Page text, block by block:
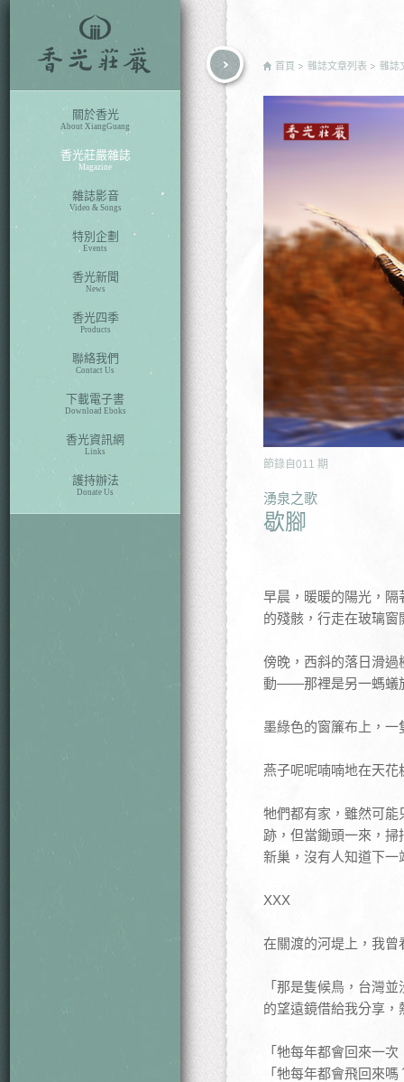
關於香光
About XiangGuang
香光莊嚴雜誌
Magazine
雜誌影音
Video & Songs
特別企劃
Events
香光新聞
News
香光四季
Products
聯絡我們
Contact Us
下載電子書
Download Eboks
香光資訊網
Links
護持辦法
Donate Us
首頁 雜誌文章列表 雜誌
節錄自 011 期
湧泉之歌
歇腳
早晨，暖暖的陽光，
的殘骸，行走在玻璃
傍晚，西斜的落日滑
動——那裡是另一螞蟻
墨綠色的窗簾布上，
燕子呢呢喃喃地在天
牠們都有家，雖然可
跡，但當鋤頭一來，
新巢，沒有人知道下
XXX
在關渡的河堤上，我
「那是隻候鳥，台灣
的望遠鏡借給我分享
「牠每年都會回來一
「牠每年都會飛回來